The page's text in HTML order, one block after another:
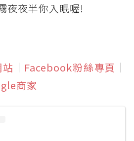
夜夜半你入眠喔!
｜ Facebook粉絲專頁 ｜
商家